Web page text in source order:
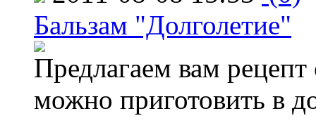
Бальзам "Долголетие"
Предлагаем вам
можно приготовить в